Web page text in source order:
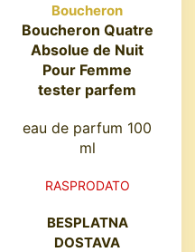
Boucheron
Boucheron Quatre
Absolue de Nuit
Pour Femme
tester parfem
eau de parfum 100
ml
RASPRODATO
BESPLATNA
DOSTAVA